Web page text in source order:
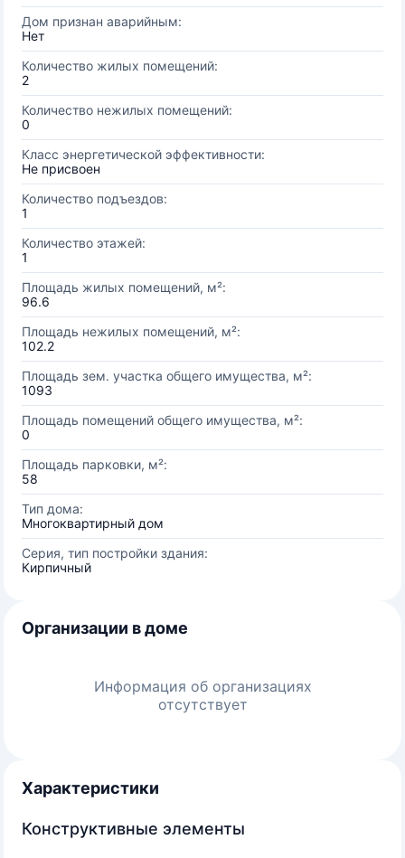
Дом признан аварийным:
Нет
Количество жилых помещений:
2
Количество нежилых помещений:
0
Класс энергетической эффективности:
Не присвоен
Количество подъездов:
1
Количество этажей:
1
Площадь жилых помещений, м²:
96.6
Площадь нежилых помещений, м²:
102.2
Площадь зем. участка общего имущества, м²:
1093
Площадь помещений общего имущества, м²:
0
Площадь парковки, м²:
58
Тип дома:
Многоквартирный дом
Серия, тип постройки здания:
Кирпичный
Организации в доме
Информация об организациях
отсутствует
Характеристики
Конструктивные элементы